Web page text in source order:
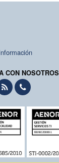
CON NOSOTROS